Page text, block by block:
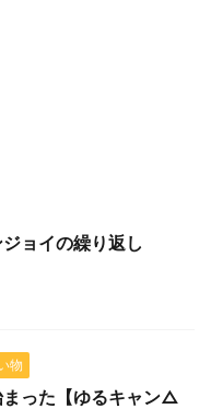
ョイの繰り返し
物
った【ゆるキャン△